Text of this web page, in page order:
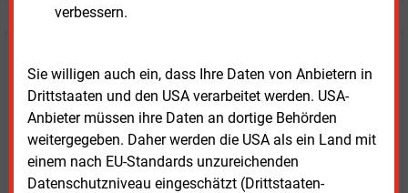
verbessern.
Sie willigen auch ein, dass Ihre Daten von Anbietern in
Drittstaaten und den USA verarbeitet werden. USA-
Anbieter müssen ihre Daten an dortige Behörden
weitergegeben. Daher werden die USA als ein Land mit
einem nach EU-Standards unzureichenden
Datenschutzniveau eingeschätzt (Drittstaaten-